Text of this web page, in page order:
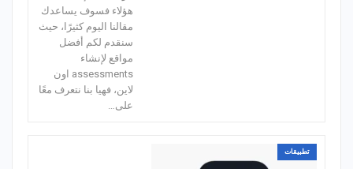
هؤلاء فسوف يساعدك
مقالنا اليوم كثيرًا، حيث
سنقدم لكم أفضل
مواقع لإنشاء
assessments اون
لاين، فهيا بنا نتعرف معًا
على…
تطبيقات